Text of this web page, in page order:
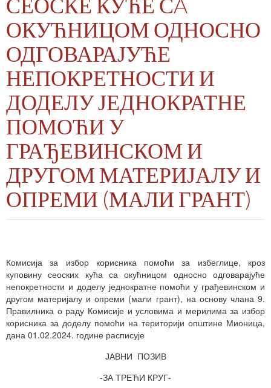
ОКУЋНИЦОМ ОДНОСНО
ОДГОВАРАЈУЋЕ
НЕПОКРЕТНОСТИ И
ДОДЕЛУ ЈЕДНОКРАТНЕ
ПОМОЋИ У
ГРАЂЕВИНСКОМ И
ДРУГОМ МАТЕРИЈАЛУ И
ОПРЕМИ (МАЛИ ГРАНТ)
Комисија за избор корисника помоћи за избеглице, кроз
куповину сеоских кућа са окућницом односно одговарајуће
непокретности и доделу једнократне помоћи у грађевинском и
другом материјалу и опреми (мали грант), на основу члана 9.
Правилника о раду Комисије и условима и мерилима за избор
корисника за доделу помоћи на територији општине Мионица,
дана 01.02.2024. године расписује
ЈАВНИ ПОЗИВ
-ЗА ТРЕЋИ КРУГ-